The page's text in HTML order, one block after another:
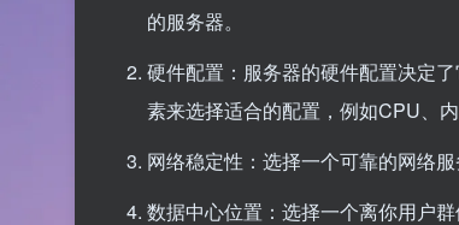
的服务器。
硬件配置：服务器的硬件配置决定
素来选择适合的配置，例如CPU、
网络稳定性：选择一个可靠的网络
数据中心位置：选择一个离你用户